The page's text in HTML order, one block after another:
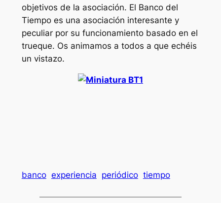
objetivos de la asociación. El Banco del
Tiempo es una asociación interesante y
peculiar por su funcionamiento basado en el
trueque. Os animamos a todos a que echéis
un vistazo.
banco experiencia periódico tiempo